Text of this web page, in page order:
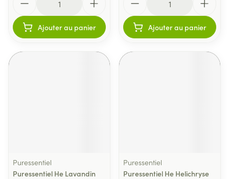
Ajouter au panier Ajouter au panier
Puressentiel
Puressentiel He Lavandin
Puressentiel
Puressentiel He Helichryse